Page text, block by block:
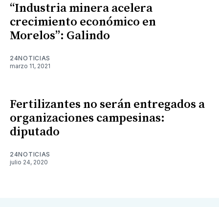
“Industria minera acelera
crecimiento económico en
Morelos”: Galindo
24NOTICIAS
marzo 11, 2021
Fertilizantes no serán entregados a
organizaciones campesinas:
diputado
24NOTICIAS
julio 24, 2020